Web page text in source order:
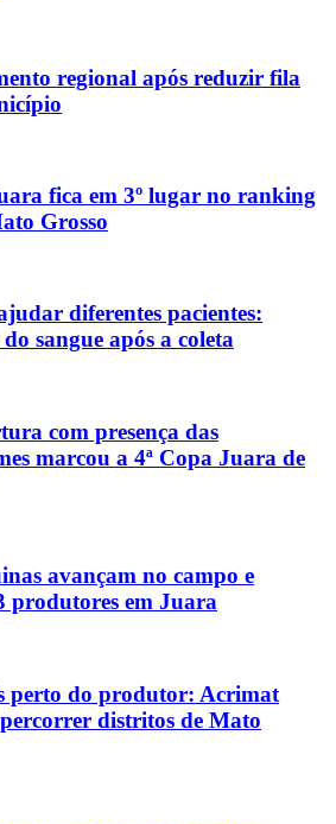
regional após reduzir fila
fica em 3º lugar no ranking
Grosso
diferentes pacientes:
sangue após a coleta
com presença das
marcou a 4ª Copa Juara de
avançam no campo e
produtores em Juara
perto do produtor: Acrimat
distritos de Mato